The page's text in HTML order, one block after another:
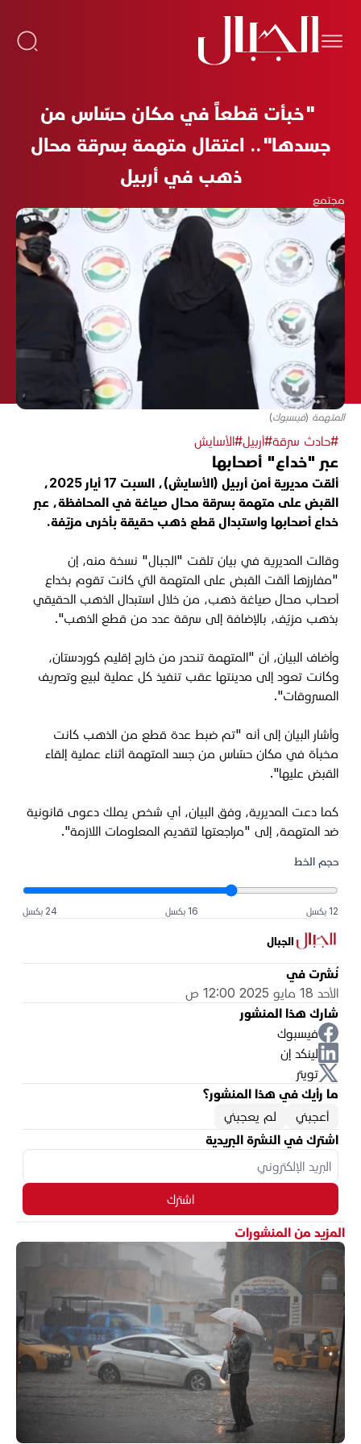
"خبأت قطعاً في مكان حسّاس من
جسدها".. اعتقال متهمة بسرقة محال
ذهب في أربيل
مجتمع
المتهمة (فيسبوك)
#حادث سرقة#أربيل#الأسايش
عبر "خداع" أصحابها
ألقت مديرية أمن أربيل (الأسايش)، السبت 17 أيار 2025،
القبض على متهمة بسرقة محال صياغة في المحافظة، عبر
خداع أصحابها واستبدال قطع ذهب حقيقة بأخرى مزيّفة.
وقالت المديرية في بيان تلقت "الجبال" نسخة منه، إن
"مفارزها ألقت القبض على المتهمة التي كانت تقوم بخداع
أصحاب محال صياغة ذهب، من خلال استبدال الذهب الحقيقي
بذهب مزيّف، بالإضافة إلى سرقة عدد من قطع الذهب".
وأضاف البيان، أن "المتهمة تنحدر من خارج إقليم كوردستان،
وكانت تعود إلى مدينتها عقب تنفيذ كل عملية لبيع وتصريف
المسروقات".
وأشار البيان إلى أنه "تم ضبط عدة قطع من الذهب كانت
مخبأة في مكان حسّاس من جسد المتهمة أثناء عملية إلقاء
القبض عليها".
كما دعت المديرية، وفق البيان، أي شخص يملك دعوى قانونية
ضد المتهمة، إلى "مراجعتها لتقديم المعلومات اللازمة".
حجم الخط
12 بكسل 16 بكسل 24 بكسل
الجبال
نُشرت في
الأحد 18 مايو 2025 12:00 ص
شارك هذا المنشور
فيسبوك
لينكد إن
تويتر
ما رأيك في هذا المنشور؟
أعجبني
لم يعجبني
اشترك في النشرة البريدية
اشترك
المزيد من المنشورات